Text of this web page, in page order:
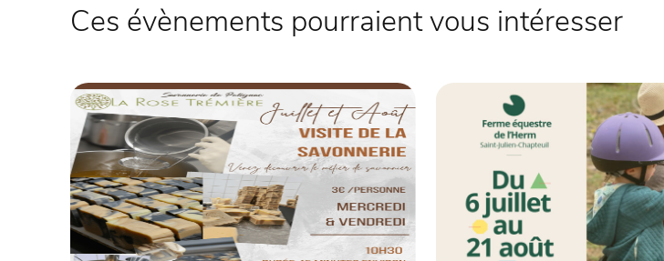
Ces évènements pourraient vous intéresser